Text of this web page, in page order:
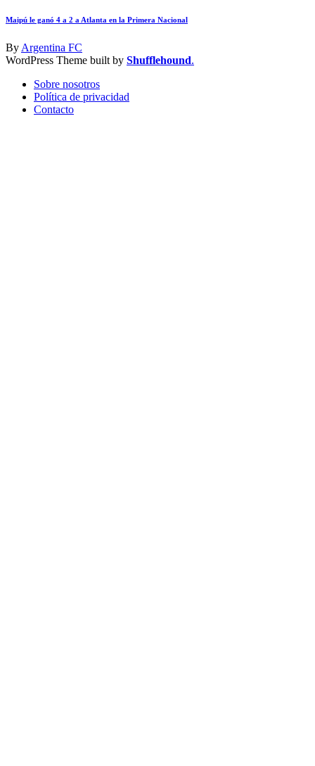
Maipú le ganó 4 a 2 a Atlanta en la Primera Nacional
By Argentina FC
WordPress Theme built by Shufflehound.
Sobre nosotros
Política de privacidad
Contacto